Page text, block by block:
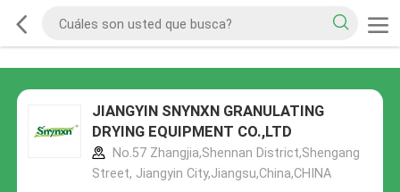
JIANGYIN SNYNXN GRANULATING
DRYING EQUIPMENT CO.,LTD
No.57 Zhangjia,Shennan District,Shengang
Street, Jiangyin City,Jiangsu,China,CHINA